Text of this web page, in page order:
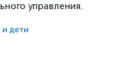
управления.
и дети